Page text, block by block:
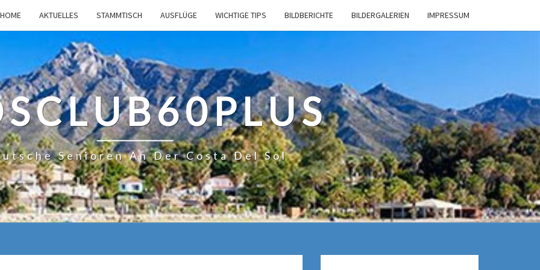
HOME AKTUELLES STAMMTISCH AUSFLÜGE WICHTIGE TIPS BILDBERICHTE BILDERGALERIEN IMPRESSUM
Senioren An Der Costa Del Sol